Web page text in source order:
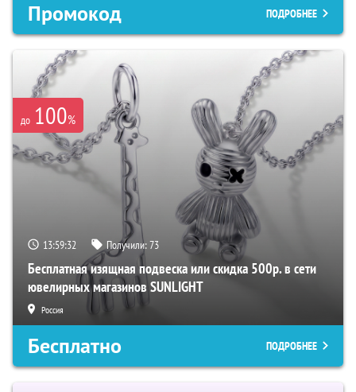
Промокод ПОДРОБНЕЕ
до 100%
13:59:31 Получили:73
Бесплатная изящная подвеска или скидка 500р. в сети
ювелирных магазинов SUNLIGHT
Россия
Бесплатно ПОДРОБНЕЕ